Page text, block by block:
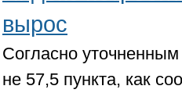
вырос
Согласно
не 57,5 пункта, как